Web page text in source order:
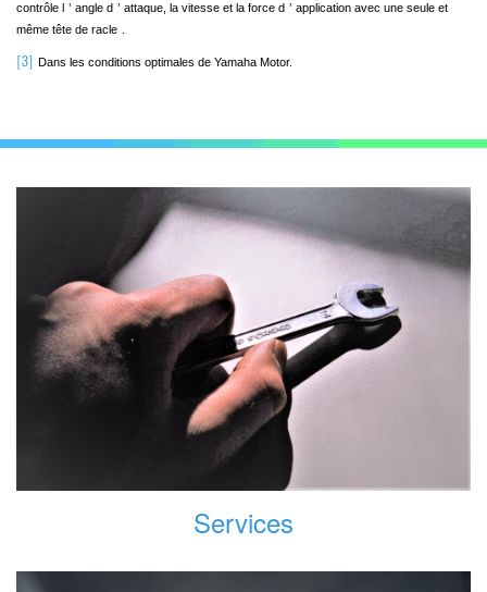
contrôle l ’ angle d ’ attaque, la vitesse et la force d ’ application avec une seule et
même tête de racle
[3] Dans les conditions optimales de Yamaha Motor.
Services